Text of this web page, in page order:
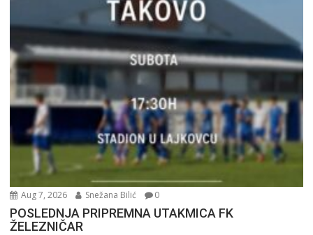
Aug 7, 2026 Snežana Bilić 0
POSLEDNJA PRIPREMNA UTAKMICA FK
ŽELEZNIČAR